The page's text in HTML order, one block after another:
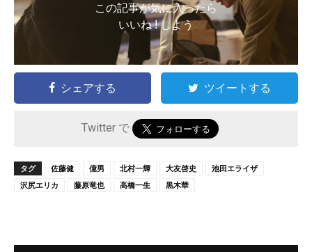
この記事が気に入ったら
いいね ! しよう
シェアする ツイートする
Twitter で
タグ 佐藤健 億男 北村一輝 大友啓史
池田エライザ
沢尻エリカ
藤原竜也 高橋一生 黒木華